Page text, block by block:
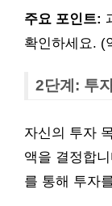
주요 포인트:
확인하세요. (
2단계: 투
자신의 투자
액을 결정합
를 통해 투자